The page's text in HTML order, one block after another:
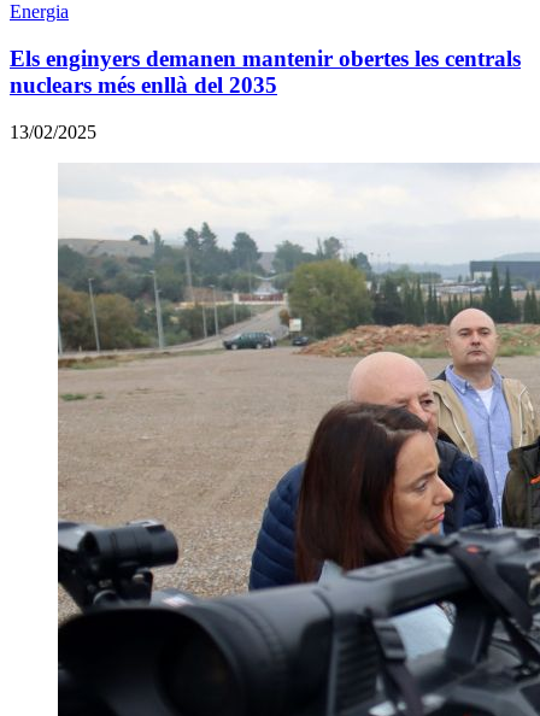
Energia
Els enginyers demanen mantenir obertes les centrals
nuclears més enllà del 2035
13/02/2025